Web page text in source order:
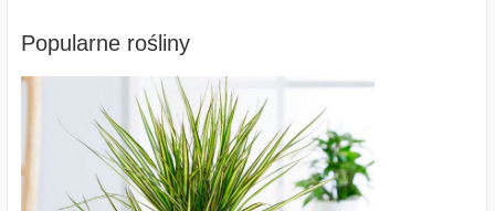
Popularne rośliny